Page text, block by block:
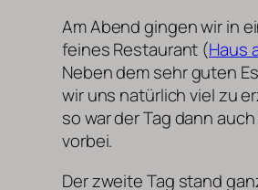
Am Abend gingen wir in
feines Restaurant (Haus
Neben dem sehr guten
wir uns natürlich viel zu
so war der Tag dann
vorbei.
Der zweite Tag stand